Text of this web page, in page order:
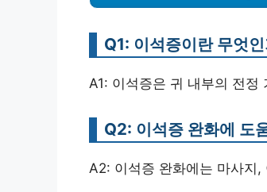
Q1: 이석증이란 무엇
A1: 이석증은 귀 내부의 전정
Q2: 이석증 완화에 도
A2: 이석증 완화에는 마사지